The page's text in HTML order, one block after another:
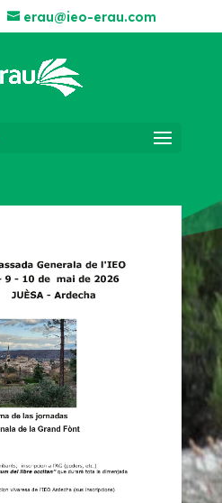
erau@ieo-erau.com